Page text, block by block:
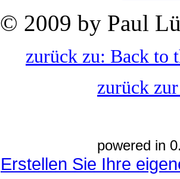
© 2009 by Paul
zurück zu: Back to
zurück
powered in
Erstellen Sie Ihre